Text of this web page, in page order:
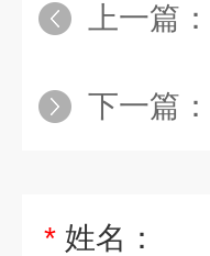
上一篇：
下一篇：
* 姓名：